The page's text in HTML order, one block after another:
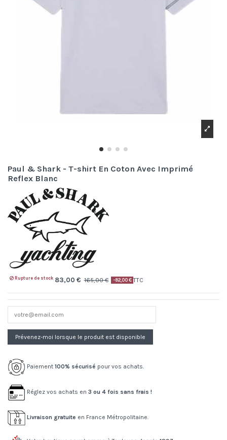
Paul & Shark - T-shirt En Coton Avec Imprimé
Reflex Blanc
Rupture de stock 83,00 € 165,00 € -82,00 € TTC
Paiement 100% sécurisé pour vos achats.
Réglez vos achats en 3 ou 4 fois sans frais !
Livraison gratuite en France Métropolitaine.